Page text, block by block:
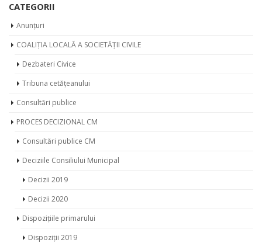
CATEGORII
Anunțuri
COALIȚIA LOCALĂ A SOCIETĂȚII CIVILE
Dezbateri Civice
Tribuna cetățeanului
Consultări publice
PROCES DECIZIONAL CM
Consultări publice CM
Deciziile Consiliului Municipal
Decizii 2019
Decizii 2020
Dispozițiile primarului
Dispoziții 2019